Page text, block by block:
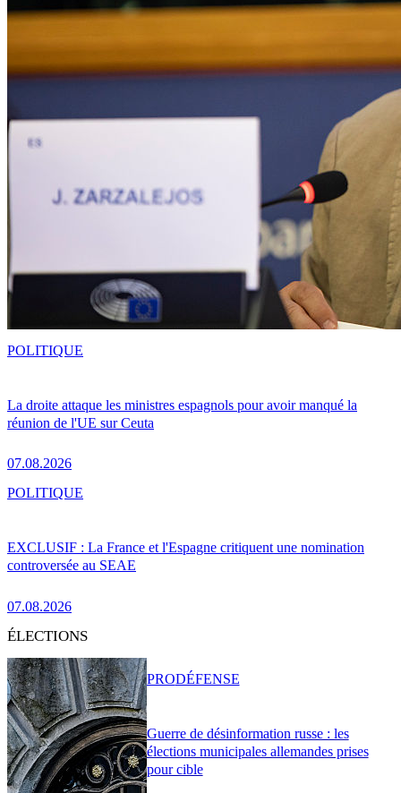
La droite attaque les ministres espagnols pour avoir manqué la
réunion de l'UE sur Ceuta
07.08.2026
POLITIQUE
EXCLUSIF : La France et l'Espagne critiquent une nomination
controversée au SEAE
07.08.2026
POLITIQUE
ÉLECTIONS
Guerre de désinformation russe : les
élections municipales allemandes prises
pour cible
PRODÉFENSE